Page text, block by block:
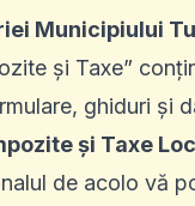
Municipiului
și Taxe”
ghiduri și
și Taxe
de acolo vă